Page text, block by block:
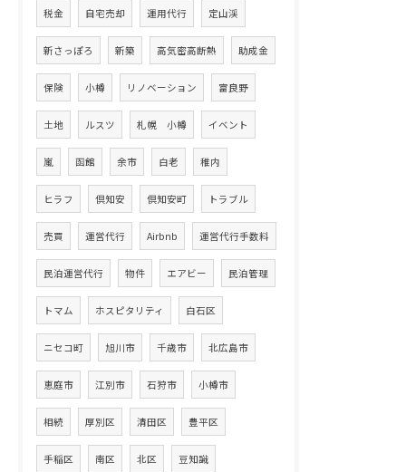
税金 自宅売却 運用代行 定山渓
新さっぽろ 新築 高気密高断熱 助成金
保険 小樽 リノベーション 富良野
土地 ルスツ 札幌 小樽 イベント
嵐 函館 余市 白老 稚内
ヒラフ 倶知安 倶知安町 トラブル
売買 運営代行 Airbnb 運営代行手数料
民泊運営代行 物件 エアビー 民泊管理
トマム ホスピタリティ 白石区
ニセコ町 旭川市 千歳市 北広島市
恵庭市 江別市 石狩市 小樽市
相続 厚別区 清田区 豊平区
手稲区 南区 北区 豆知識